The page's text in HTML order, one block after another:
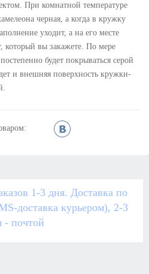
При комнатной температуре
черная, а когда в кружку
уходит, а на его месте
который вы закажете. По мере
будет покрываться серой
и внешняя поверхность кружки-
1-3 дня. Доставка по
доставка курьером), 2-3
- почтой